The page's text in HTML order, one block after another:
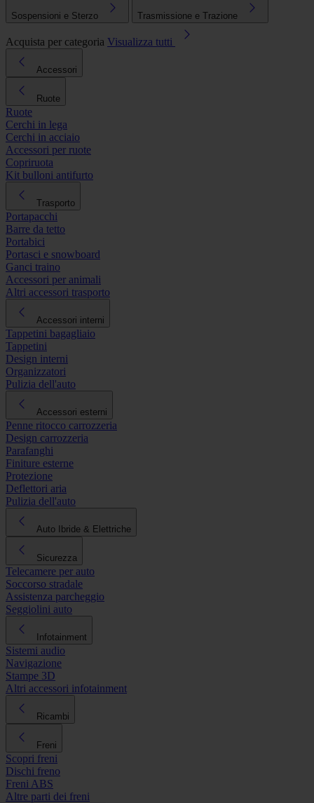
Sospensioni e Sterzo Trasmissione e Trazione
Acquista per categoria Visualizza tutti
Accessori
Ruote
Ruote
Cerchi in lega
Cerchi in acciaio
Accessori per ruote
Copriruota
Kit bulloni antifurto
Trasporto
Portapacchi
Barre da tetto
Portabici
Portasci e snowboard
Ganci traino
Accessori per animali
Altri accessori trasporto
Accessori interni
Tappetini bagagliaio
Tappetini
Design interni
Organizzatori
Pulizia dell'auto
Accessori esterni
Penne ritocco carrozzeria
Design carrozzeria
Parafanghi
Finiture esterne
Protezione
Deflettori aria
Pulizia dell'auto
Auto Ibride & Elettriche
Sicurezza
Telecamere per auto
Soccorso stradale
Assistenza parcheggio
Seggiolini auto
Infotainment
Sistemi audio
Navigazione
Stampe 3D
Altri accessori infotainment
Ricambi
Freni
Scopri freni
Dischi freno
Freni ABS
Altre parti dei freni